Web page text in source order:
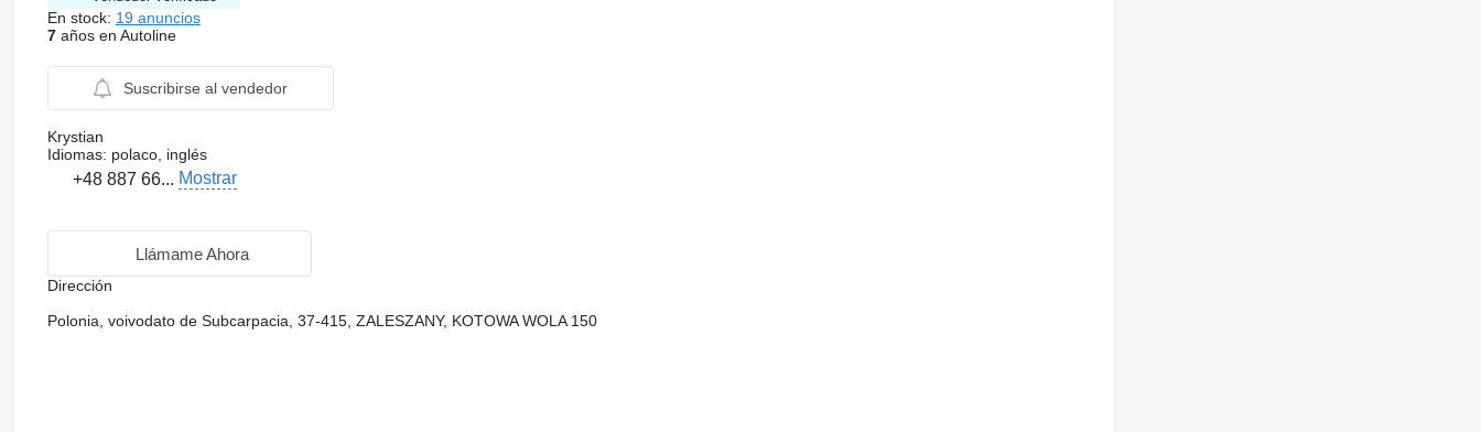
En stock: 19 anuncios
7años en Autoline
Suscribirse al vendedor
Krystian
Idiomas: polaco, inglés
+48 887 66... Mostrar
Llámame Ahora
Dirección
Polonia, voivodato de Subcarpacia, 37-415, ZALESZANY, KOTOWA WOLA 150